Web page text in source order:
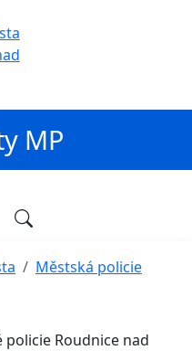
MP
Městská policie
Roudnice nad